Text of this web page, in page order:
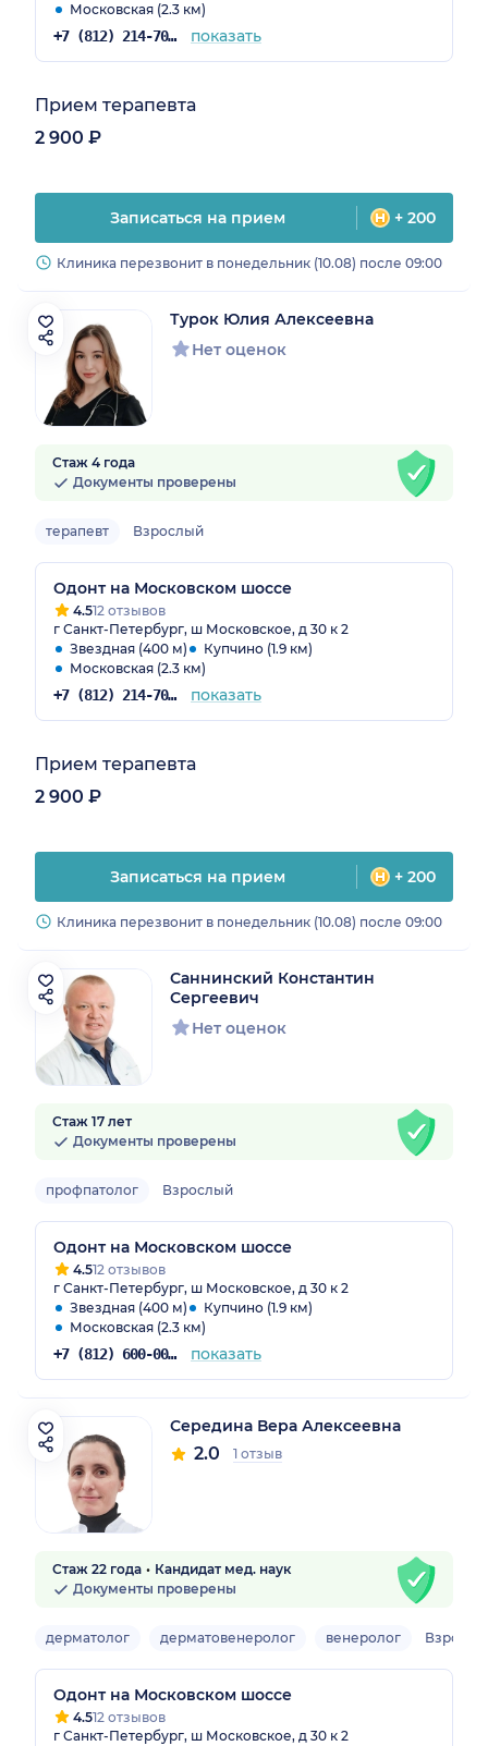
Московская (2.3 км)
+7 (812) 214-70-82 показать
Прием терапевта
2 900 ₽
Записаться на прием + 200
Клиника перезвонит в понедельник (10.08) после 09:00
Турок Юлия Алексеевна
Нет оценок
Стаж 4 года
Документы проверены
терапевт Взрослый
Одонт на Московском шоссе
4.512 отзывов
г Санкт-Петербург, ш Московское, д 30 к 2
Звездная (400 м)
Купчино (1.9 км)
Московская (2.3 км)
+7 (812) 214-70-82 показать
Прием терапевта
2 900 ₽
Записаться на прием + 200
Клиника перезвонит в понедельник (10.08) после 09:00
Саннинский Константин
Сергеевич
Нет оценок
Стаж 17 лет
Документы проверены
профпатолог Взрослый
Одонт на Московском шоссе
4.512 отзывов
г Санкт-Петербург, ш Московское, д 30 к 2
Звездная (400 м)
Купчино (1.9 км)
Московская (2.3 км)
+7 (812) 600-00-44 показать
Середина Вера Алексеевна
2.0 1 отзыв
Стаж 22 года
Кандидат мед. наук
Документы проверены
дерматолог дерматовенеролог венеролог
Одонт на Московском шоссе
4.512 отзывов
г Санкт-Петербург, ш Московское, д 30 к 2